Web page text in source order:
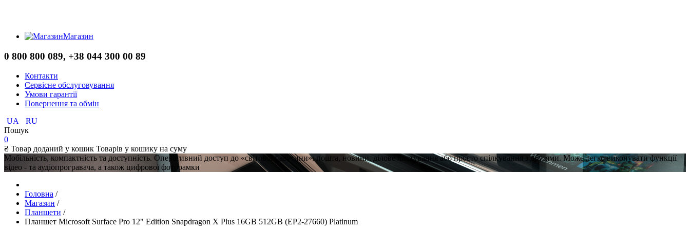
Магазин
0 800 800 089, +38 044 300 00 89
Контакти
Сервісне обслуговування
Умови гарантії
Повернення та обмін
UA
RU
Пошук
0
₴ Товар доданий у кошик Товарів у кошику на суму
Мобільність, компактність та доступність. Оперативний доступ до «світової павутини»: пошта, новини, ділове листування або просто спілкування з друзями. Може легко виконувати функції
відео - та аудіопрогравача, а також цифрової фоторамки
Головна /
Магазин /
Планшети /
Планшет Microsoft Surface Pro 12" Edition Snapdragon X Plus 16GB 512GB (EP2-27660) Platinum